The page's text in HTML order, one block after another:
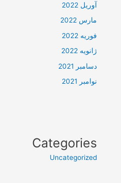
آوریل 2022
مارس 2022
فوریه 2022
ژانویه 2022
دسامبر 2021
نوامبر 2021
Categories
Uncategorized